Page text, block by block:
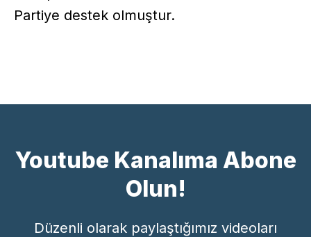
Partiye destek olmuştur.
Youtube Kanalıma Abone
Olun!
Düzenli olarak paylaştığımız videoları